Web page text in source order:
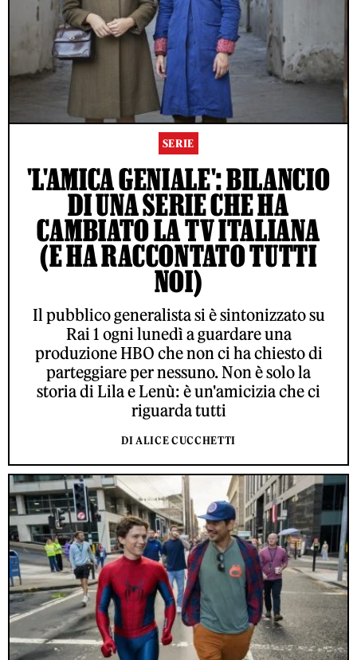
SERIE
'L'AMICA GENIALE': BILANCIO
DI UNA SERIE CHE HA
CAMBIATO LA TV ITALIANA
(E HA RACCONTATO TUTTI
NOI)
Il pubblico generalista si è sintonizzato su
Rai 1 ogni lunedì a guardare una
produzione HBO che non ci ha chiesto di
parteggiare per nessuno. Non è solo la
storia di Lila e Lenù: è un'amicizia che ci
riguarda tutti
DI ALICE CUCCHETTI